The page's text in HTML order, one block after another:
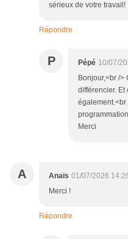
sérieux de votre travail!
Répondre
P Pépé 10/07/
Bonjour,<br /
différencier.
également.<br
Merci
A Anaïs 01/07/2026
Merci !
Répondre